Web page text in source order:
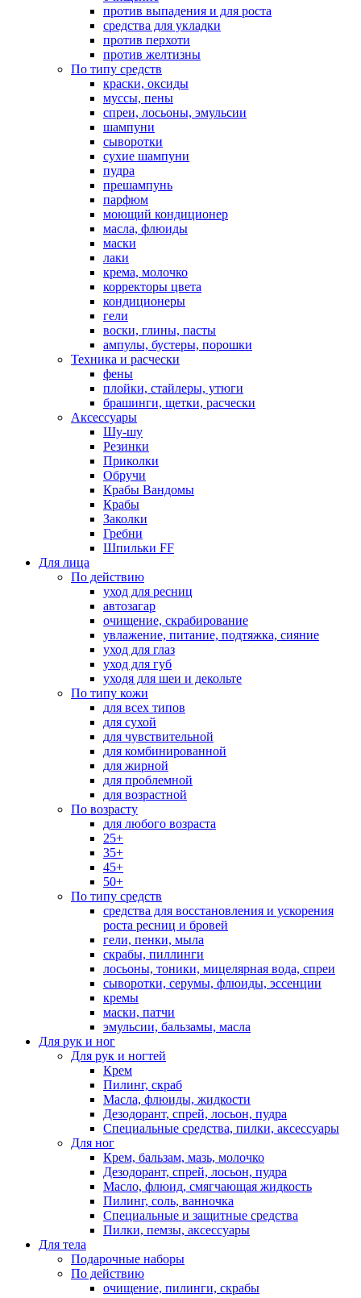
против выпадения и для роста
средства для укладки
против перхоти
против желтизны
По типу средств
краски, оксиды
муссы, пены
спреи, лосьоны, эмульсии
шампуни
сыворотки
сухие шампуни
пудра
прешампунь
парфюм
моющий кондиционер
масла, флюиды
маски
лаки
крема, молочко
корректоры цвета
кондиционеры
гели
воски, глины, пасты
ампулы, бустеры, порошки
Техника и расчески
фены
плойки, стайлеры, утюги
брашинги, щетки, расчески
Аксессуары
Шу-шу
Резинки
Приколки
Обручи
Крабы Вандомы
Крабы
Заколки
Гребни
Шпильки FF
Для лица
По действию
уход для ресниц
автозагар
очищение, скрабирование
увлажение, питание, подтяжка, сияние
уход для глаз
уход для губ
уходя для шеи и декольте
По типу кожи
для всех типов
для сухой
для чувствительной
для комбинированной
для жирной
для проблемной
для возрастной
По возрасту
для любого возраста
25+
35+
45+
50+
По типу средств
средства для восстановления и ускорения
роста ресниц и бровей
гели, пенки, мыла
скрабы, пиллинги
лосьоны, тоники, мицелярная вода, спреи
сыворотки, серумы, флюиды, эссенции
кремы
маски, патчи
эмульсии, бальзамы, масла
Для рук и ног
Для рук и ногтей
Крем
Пилинг, скраб
Масла, флюиды, жидкости
Дезодорант, спрей, лосьон, пудра
Специальные средства, пилки, аксессуары
Для ног
Крем, бальзам, мазь, молочко
Дезодорант, спрей, лосьон, пудра
Масло, флюид, смягчающая жидкость
Пилинг, соль, ванночка
Специальные и защитные средства
Пилки, пемзы, аксессуары
Для тела
Подарочные наборы
По действию
очищение, пилинги, скрабы